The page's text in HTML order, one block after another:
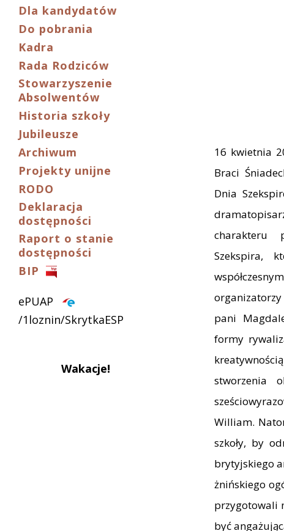
Dla kandydatów
Do pobrania
Kadra
Rada Rodziców
Stowarzyszenie
Absolwentów
Historia szkoły
Jubileusze
Archiwum
Projekty unijne
RODO
Deklaracja
dostępności
Raport o stanie
dostępności
BIP
ePUAP
/1loznin/SkrytkaESP
Wakacje!
16 kwietnia
Braci
Dnia
charakteru
Szekspira,
pani
formy
stworzenia
William.
szkoły, by
brytyjskiego
żnińskiego
przygotowali
być